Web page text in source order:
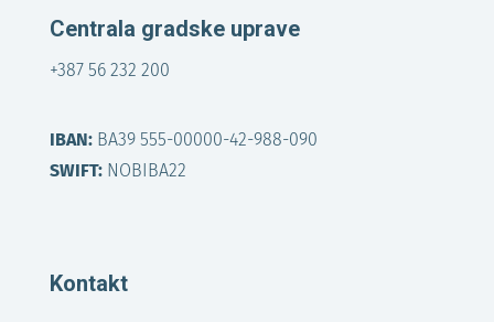
Centrala gradske uprave
+387 56 232 200
IBAN:BA39 555-00000-42-988-090
SWIFT:NOBIBA22
Kontakt